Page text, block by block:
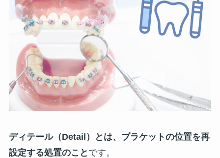
ディテール（Detail）とは、ブラケットの位置を再
設定する処置のこと です。